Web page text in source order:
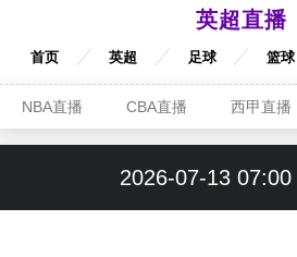
英超直播
首页 英超 足球 篮球
NBA直播 CBA直播 西甲直播
2026-07-13 07:00